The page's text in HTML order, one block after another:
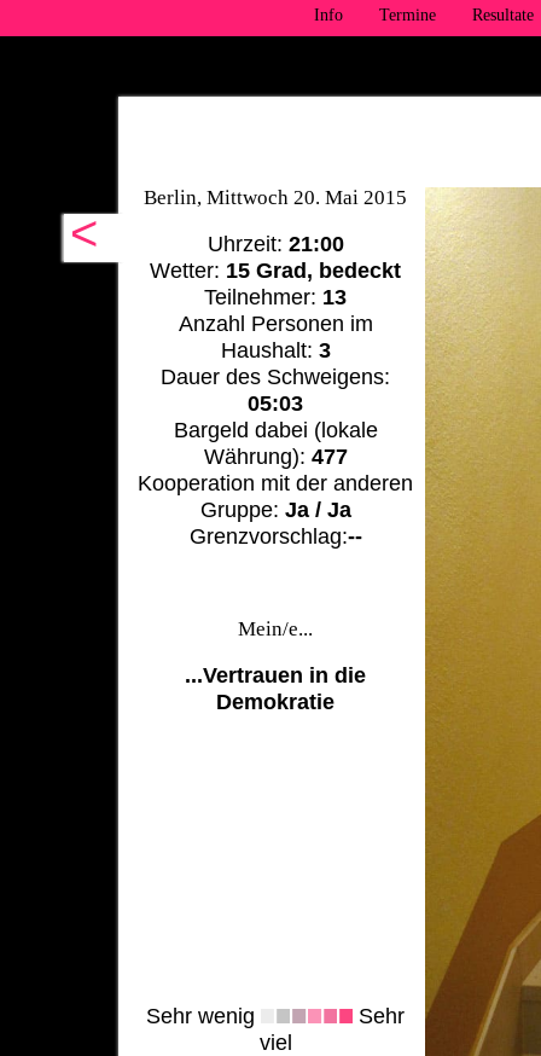
Info Termine Resultate
<
Berlin, Mittwoch 20. Mai 2015
Uhrzeit: 21:00
Wetter: 15 Grad, bedeckt
Teilnehmer: 13
Anzahl Personen im
Haushalt: 3
Dauer des Schweigens:
05:03
Bargeld dabei (lokale
Währung): 477
Kooperation mit der anderen
Gruppe: Ja / Ja
Grenzvorschlag:--
Mein/e...
...Vertrauen in die
Demokratie
Sehr wenig
Sehr
viel